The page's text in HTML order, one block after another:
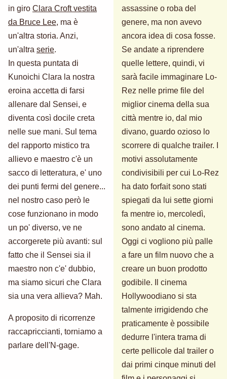
in giro Clara Croft vestita
da Bruce Lee, ma è
un'altra storia. Anzi,
un'altra serie.
In questa puntata di
Kunoichi Clara la nostra
eroina accetta di farsi
allenare dal Sensei, e
diventa così docile creta
nelle sue mani. Sul tema
del rapporto mistico tra
allievo e maestro c'è un
sacco di letteratura, e' uno
dei punti fermi del genere...
nel nostro caso però le
cose funzionano in modo
un po' diverso, ve ne
accorgerete più avanti: sul
fatto che il Sensei sia il
maestro non c'e' dubbio,
ma siamo sicuri che Clara
sia una vera allieva? Mah.
A proposito di ricorrenze
raccapriccianti, torniamo a
parlare dell'N-gage.
assassine o roba del
genere, ma non avevo
ancora idea di cosa fosse.
Se andate a riprendere
quelle lettere, quindi, vi
sarà facile immaginare Lo-
Rez nelle prime file del
miglior cinema della sua
città mentre io, dal mio
divano, guardo ozioso lo
scorrere di qualche trailer. I
motivi assolutamente
condivisibili per cui Lo-Rez
ha dato forfait sono stati
spiegati da lui sette giorni
fa mentre io, mercoledì,
sono andato al cinema.
Oggi ci vogliono più palle
a fare un film nuovo che a
creare un buon prodotto
godibile. Il cinema
Hollywoodiano si sta
talmente irrigidendo che
praticamente è possibile
dedurre l'intera trama di
certe pellicole dal trailer o
dai primi cinque minuti del